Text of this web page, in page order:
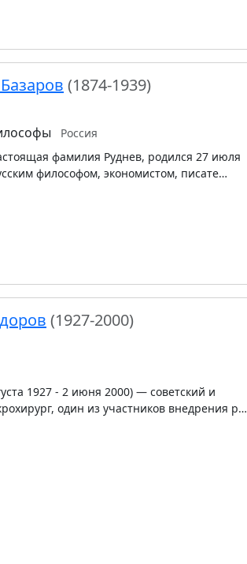
(1874-1939)
Россия
фамилия Руднев, родился 27 июля
философом, экономистом, писате…
(1927-2000)
1927 - 2 июня 2000) — советский и
один из участников внедрения р…